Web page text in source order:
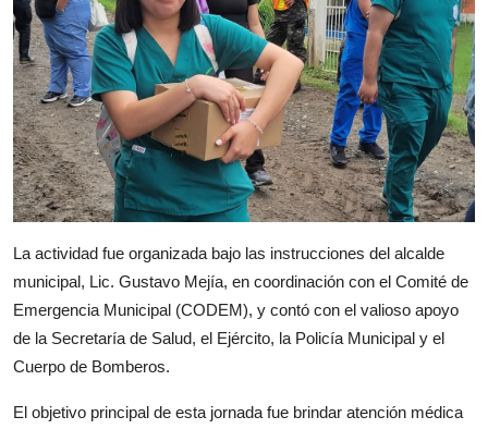
La actividad fue organizada bajo las instrucciones del alcalde
municipal, Lic. Gustavo Mejía, en coordinación con el Comité de
Emergencia Municipal (CODEM), y contó con el valioso apoyo
de la Secretaría de Salud, el Ejército, la Policía Municipal y el
Cuerpo de Bomberos.
El objetivo principal de esta jornada fue brindar atención médica